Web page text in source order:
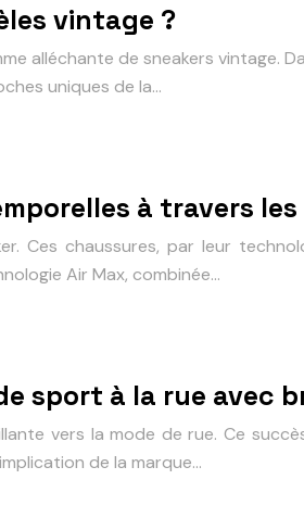
vintage ?
alléchante de sneakers vintage.
uniques de la…
à travers les
Ces chaussures, par leur
Air Max, combinée…
sport à la rue avec
vers la mode de rue. Ce
de la marque…